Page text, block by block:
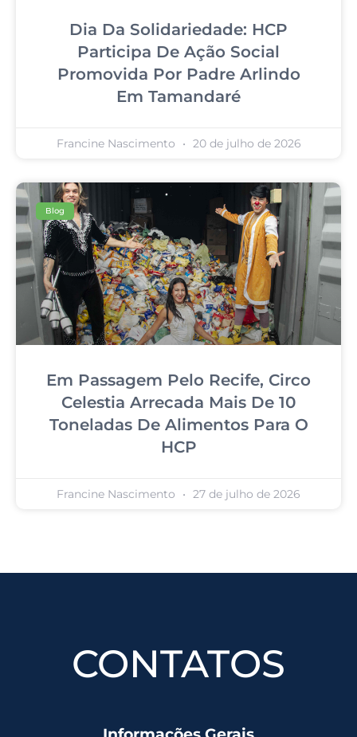
Dia Da Solidariedade: HCP
Participa De Ação Social
Promovida Por Padre Arlindo
Em Tamandaré
Francine Nascimento 20 de julho de 2026
Blog
Em Passagem Pelo Recife, Circo
Celestia Arrecada Mais De 10
Toneladas De Alimentos Para O
HCP
Francine Nascimento 27 de julho de 2026
CONTATOS